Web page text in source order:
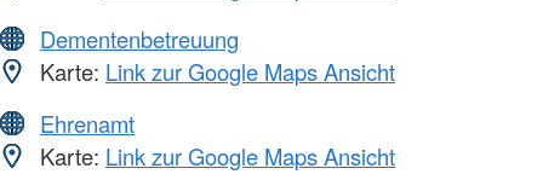
Dementenbetreuung
Karte: Link zur Google Maps Ansicht
Ehrenamt
Karte: Link zur Google Maps Ansicht